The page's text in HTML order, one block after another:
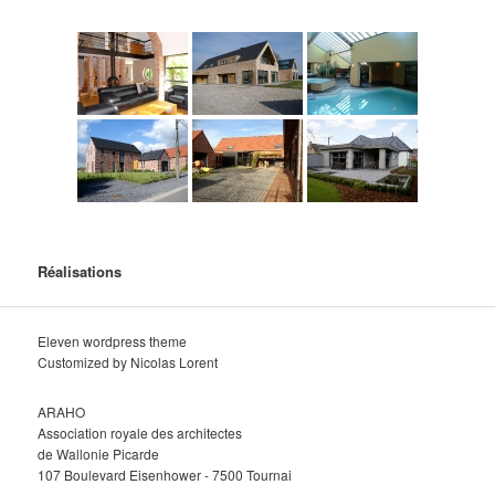
Réalisations
Eleven wordpress theme
Customized by Nicolas Lorent
ARAHO
Association royale des architectes
de Wallonie Picarde
107 Boulevard Eisenhower - 7500 Tournai